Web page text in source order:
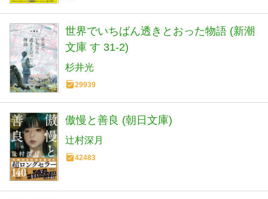
世界でいちばん透きとおった物語 (新潮
文庫 す 31-2)
杉井光
29939
傲慢と善良 (朝日文庫)
辻村深月
42483